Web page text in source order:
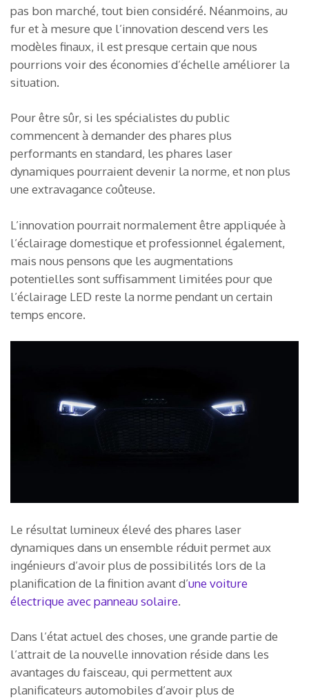
pas bon marché, tout bien considéré. Néanmoins, au
fur et à mesure que l’innovation descend vers les
modèles finaux, il est presque certain que nous
pourrions voir des économies d’échelle améliorer la
situation.
Pour être sûr, si les spécialistes du public
commencent à demander des phares plus
performants en standard, les phares laser
dynamiques pourraient devenir la norme, et non plus
une extravagance coûteuse.
L’innovation pourrait normalement être appliquée à
l’éclairage domestique et professionnel également,
mais nous pensons que les augmentations
potentielles sont suffisamment limitées pour que
l’éclairage LED reste la norme pendant un certain
temps encore.
Le résultat lumineux élevé des phares laser
dynamiques dans un ensemble réduit permet aux
ingénieurs d’avoir plus de possibilités lors de la
planification de la finition avant d’une voiture
électrique avec panneau solaire.
Dans l’état actuel des choses, une grande partie de
l’attrait de la nouvelle innovation réside dans les
avantages du faisceau, qui permettent aux
planificateurs automobiles d’avoir plus de